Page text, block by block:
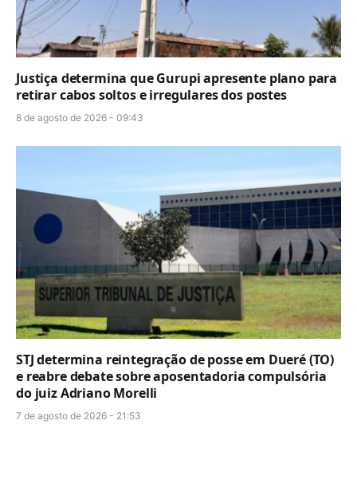
Justiça determina que Gurupi apresente plano para
retirar cabos soltos e irregulares dos postes
8 de agosto de 2026 - 09:43
STJ determina reintegração de posse em Dueré (TO)
e reabre debate sobre aposentadoria compulsória
do juiz Adriano Morelli
7 de agosto de 2026 - 21:53